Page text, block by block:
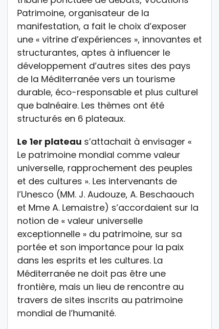
Patrimoine, organisateur de la
manifestation, a fait le choix d’exposer
une « vitrine d’expériences », innovantes et
structurantes, aptes à influencer le
développement d’autres sites des pays
de la Méditerranée vers un tourisme
durable, éco-responsable et plus culturel
que balnéaire. Les thèmes ont été
structurés en 6 plateaux.
Le 1er plateau s’attachait à envisager «
Le patrimoine mondial comme valeur
universelle, rapprochement des peuples
et des cultures ». Les intervenants de
l’Unesco (MM. J. Audouze, A. Beschaouch
et Mme A. Lemaistre) s’accordaient sur la
notion de « valeur universelle
exceptionnelle » du patrimoine, sur sa
portée et son importance pour la paix
dans les esprits et les cultures. La
Méditerranée ne doit pas être une
frontière, mais un lieu de rencontre au
travers de sites inscrits au patrimoine
mondial de l’humanité.